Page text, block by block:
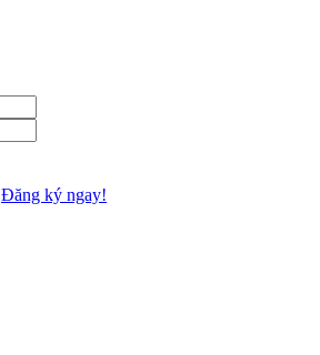
Đăng ký ngay!